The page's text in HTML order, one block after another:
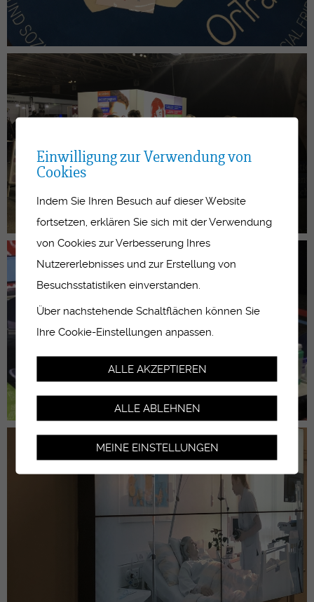
Einwilligung zur Verwendung von
Cookies
Indem Sie Ihren Besuch auf dieser Website
fortsetzen, erklären Sie sich mit der Verwendung
von Cookies zur Verbesserung Ihres
Nutzererlebnisses und zur Erstellung von
Besuchsstatistiken einverstanden.
Über nachstehende Schaltflächen können Sie
Ihre Cookie-Einstellungen anpassen.
ALLE AKZEPTIEREN
ALLE ABLEHNEN
MEINE EINSTELLUNGEN